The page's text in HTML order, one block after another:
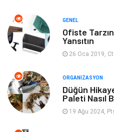
Yeme & İçme
Gençlik & Eğlence
Aksesuarlar
GENEL
Ofiste
Yansıtın
26 Oca 2019,
ORGANIZASYON
Düğün
Paleti Nasıl
19 Ağu 2024,